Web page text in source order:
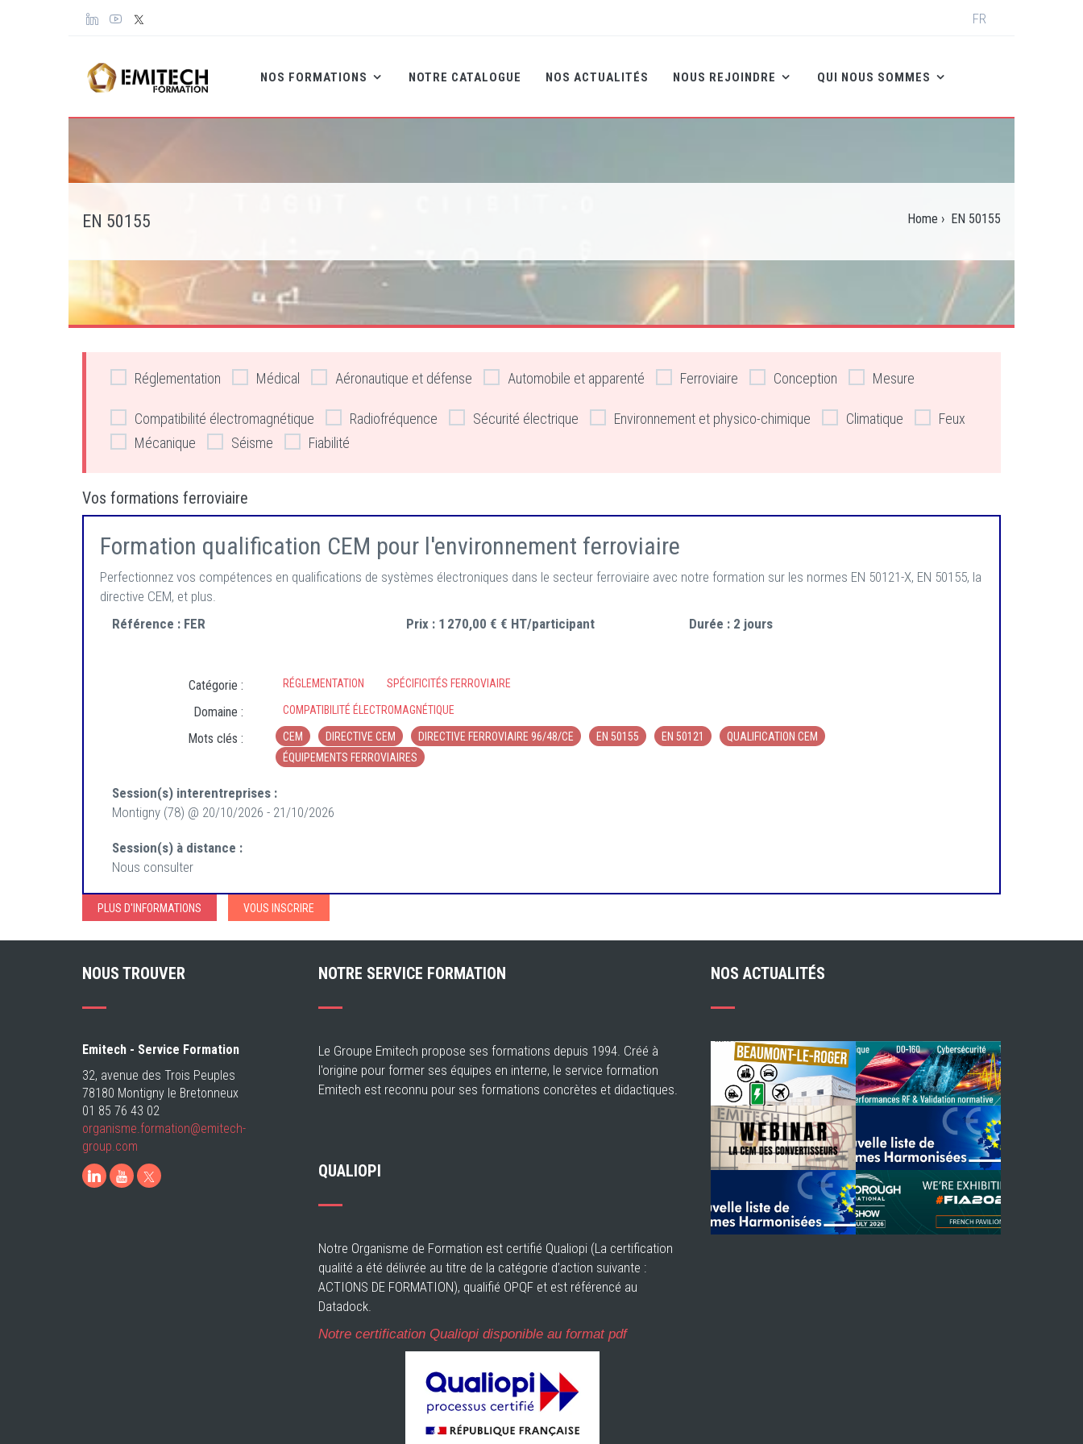
Panneau de gestion des cookies
Select
FR
NOS FORMATIONS NOTRE CATALOGUE NOS ACTUALITÉS NOUS REJOINDRE QUI NOUS SOMMES
EN 50155 Home › EN 50155
Réglementation Médical Aéronautique et défense Automobile et apparenté Ferroviaire Conception Mesure
Compatibilité électromagnétique Radiofréquence Sécurité électrique Environnement et physico-chimique Climatique
Feux
Mécanique
Séisme Fiabilité
Vos formations ferroviaire
Formation qualification CEM pour l'environnement ferroviaire
Perfectionnez vos compétences en qualifications de systèmes électroniques dans le secteur ferroviaire avec notre formation sur les normes EN 50121-X, EN 50155, la
directive CEM, et plus.
Référence : FER Prix : 1 270,00 € € HT/participant Durée : 2 jours
Catégorie : RÉGLEMENTATION SPÉCIFICITÉS FERROVIAIRE
Domaine : COMPATIBILITÉ ÉLECTROMAGNÉTIQUE
Mots clés : CEM DIRECTIVE CEM DIRECTIVE FERROVIAIRE 96/48/CE EN 50155 EN 50121
QUALIFICATION CEM
ÉQUIPEMENTS FERROVIAIRES
Session(s) interentreprises :
Montigny (78) @ 20/10/2026 - 21/10/2026
Session(s) à distance :
Nous consulter
PLUS D'INFORMATIONS VOUS INSCRIRE
NOUS TROUVER
Emitech - Service Formation
32, avenue des Trois Peuples
78180 Montigny le Bretonneux
01 85 76 43 02
organisme.formation@emitech-
group.com
LinkedIn
Youtube
NOTRE SERVICE FORMATION
Le Groupe Emitech propose ses formations depuis 1994. Créé à
l'origine pour former ses équipes en interne, le service formation
Emitech est reconnu pour ses formations concrètes et didactiques.
QUALIOPI
Notre Organisme de Formation est certifié Qualiopi (La certification
qualité a été délivrée au titre de la catégorie d’action suivante :
ACTIONS DE FORMATION), qualifié OPQF et est référencé au
Datadock.
Notre certification Qualiopi disponible au format pdf
NOS ACTUALITÉS